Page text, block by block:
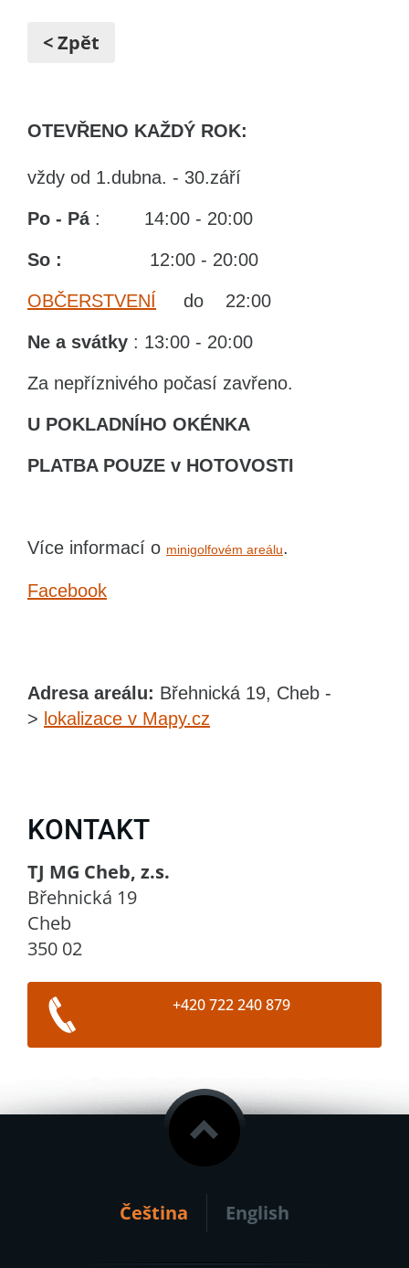
< Zpět
OTEVŘENO KAŽDÝ ROK:
vždy od 1.dubna. - 30.září
Po - Pá : 14:00 - 20:00
So : 12:00 - 20:00
OBČERSTVENÍ do 22:00
Ne a svátky : 13:00 - 20:00
Za nepříznivého počasí zavřeno.
U POKLADNÍHO OKÉNKA
PLATBA POUZE v HOTOVOSTI
Více informací o minigolfovém areálu.
Facebook
Adresa areálu: Břehnická 19, Cheb -
> lokalizace v Mapy.cz
KONTAKT
TJ MG Cheb, z.s.
Břehnická 19
Cheb
350 02
+420 722 240 879
Čeština English